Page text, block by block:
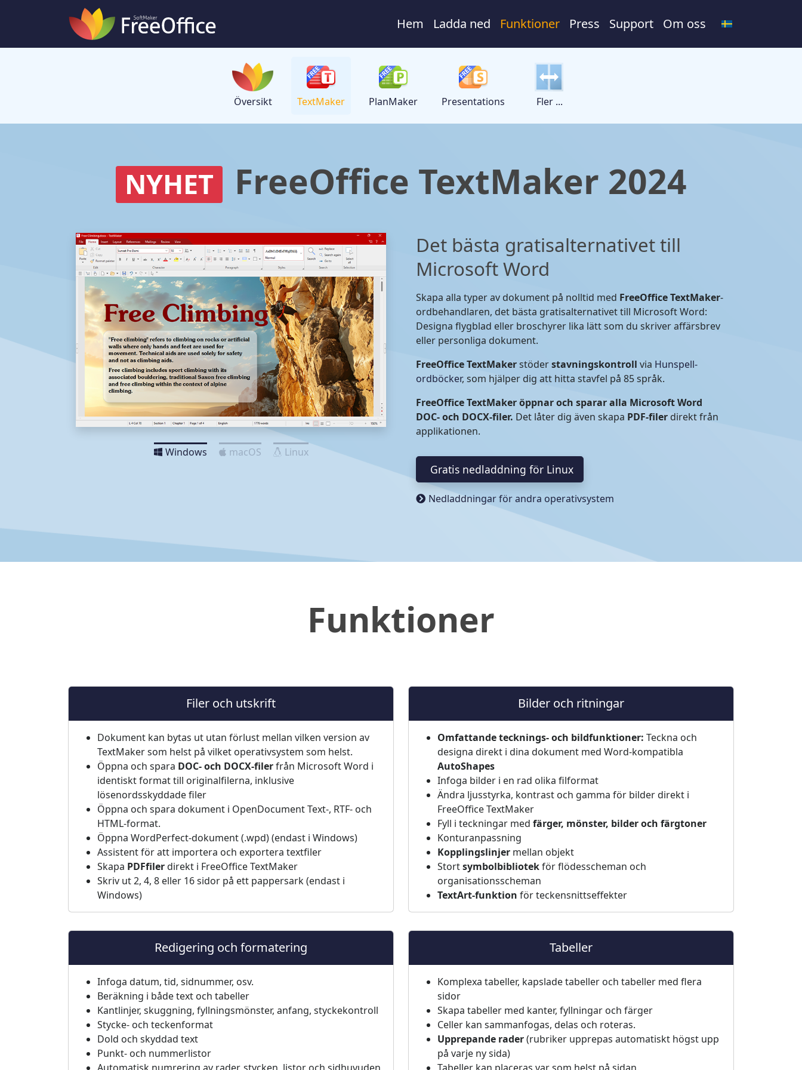
Hem Ladda ned Funktioner Press Support Om oss
Översikt TextMaker PlanMaker Presentations Fler ...
NYHET FreeOffice TextMaker 2024
Windows macOS Linux
Det bästa gratisalternativet till
Microsoft Word
Skapa alla typer av dokument på nolltid med FreeOffice TextMaker-
ordbehandlaren, det bästa gratisalternativet till Microsoft Word:
Designa flygblad eller broschyrer lika lätt som du skriver affärsbrev
eller personliga dokument.
FreeOffice TextMakerstöderstavningskontroll via Hunspell-
ordböcker, som hjälper dig att hitta stavfel på 85 språk.
FreeOffice TextMaker öppnar och sparar alla Microsoft Word
DOC- och DOCX-filer. Det låter dig även skapa PDF-filer direkt från
applikationen.
Gratis nedladdning för Linux
Nedladdningar för andra operativsystem
Funktioner
Filer och utskrift
Dokument kan bytas ut utan förlust mellan vilken version av
TextMaker som helst på vilket operativsystem som helst.
Öppna och spara DOC- och DOCX-filerfrån Microsoft Word i
identiskt format till originalfilerna, inklusive
lösenordsskyddade filer
Öppna och spara dokument i OpenDocument Text-, RTF- och
HTML-format.
Öppna WordPerfect-dokument (.wpd) (endast i Windows)
Assistent för att importera och exportera textfiler
Skapa PDF­filerdirekt i FreeOffice TextMaker
Skriv ut 2, 4, 8 eller 16 sidor på ett pappersark (endast i
Windows)
Bilder och ritningar
Omfattande tecknings- och bildfunktioner: Teckna och
designa direkt i dina dokument med Word-kompatibla
AutoShapes
Infoga bilder i en rad olika filformat
Ändra ljusstyrka, kontrast och gamma för bilder direkt i
FreeOffice TextMaker
Fyll i teckningar med färger, mönster, bilder och färgtoner
Konturanpassning
Kopplingslinjer mellan objekt
Stortsymbolbibliotekför flödesscheman och
organisationsscheman
TextArt-funktion för teckensnittseffekter
Redigering och formatering
Infoga datum, tid, sidnummer, osv.
Beräkning i både text och tabeller
Kantlinjer, skuggning, fyllningsmönster, anfang, styckekontroll
Stycke- och teckenformat
Dold och skyddad text
Punkt- och nummerlistor
Tabeller
Komplexa tabeller, kapslade tabeller och tabeller med flera
sidor
Skapa tabeller med kanter, fyllningar och färger
Celler kan sammanfogas, delas och roteras.
Upprepande rader(rubriker upprepas automatiskt högst upp
på varje ny sida)